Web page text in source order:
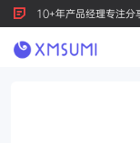
10+年产品经理专注
产品创新，按 Ctrl+D